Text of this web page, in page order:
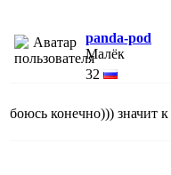
panda-pod
Малёк
32
боюсь конечно))) значит к